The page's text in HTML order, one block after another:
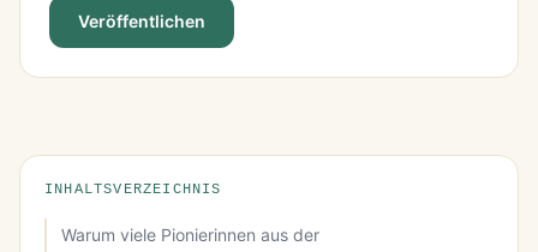
Veröffentlichen
INHALTSVERZEICHNIS
Warum viele Pionierinnen aus der